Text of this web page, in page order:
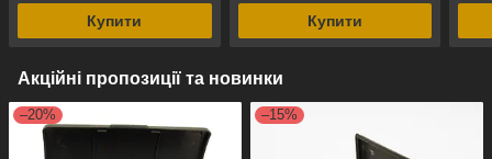
Купити Купити
Акційні пропозиції та новинки
–20% –15%